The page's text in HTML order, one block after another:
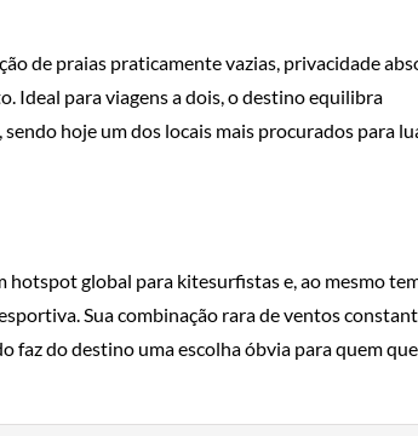
de praias praticamente vazias, privacidade
Ideal para viagens a dois, o destino equilibra
hoje um dos locais mais procurados para
hotspot global para kitesurfistas e, ao mesmo
Sua combinação rara de ventos
faz do destino uma escolha óbvia para quem